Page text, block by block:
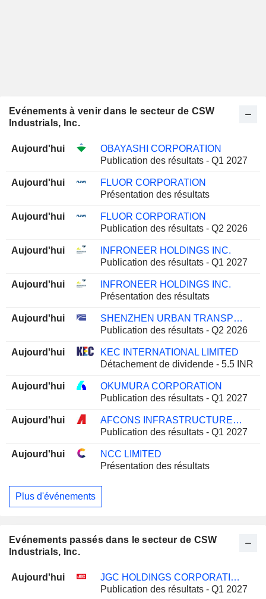
Evénements à venir dans le secteur de CSW
Industrials, Inc.
Aujourd'hui
OBAYASHI CORPORATION
Publication des résultats - Q1 2027
Aujourd'hui
FLUOR CORPORATION
Présentation des résultats
Aujourd'hui
FLUOR CORPORATION
Publication des résultats - Q2 2026
Aujourd'hui
INFRONEER HOLDINGS INC.
Publication des résultats - Q1 2027
Aujourd'hui
INFRONEER HOLDINGS INC.
Présentation des résultats
Aujourd'hui
SHENZHEN URBAN TRANSPORT TECHNOLOGY GROUP CO., LTD.
Publication des résultats - Q2 2026
Aujourd'hui
KEC INTERNATIONAL LIMITED
Détachement de dividende - 5.5 INR
Aujourd'hui
OKUMURA CORPORATION
Publication des résultats - Q1 2027
Aujourd'hui
AFCONS INFRASTRUCTURE LIMITED
Publication des résultats - Q1 2027
Aujourd'hui
NCC LIMITED
Présentation des résultats
Plus d'événements
Evénements passés dans le secteur de CSW
Industrials, Inc.
Aujourd'hui
JGC HOLDINGS CORPORATION
Publication des résultats - Q1 2027